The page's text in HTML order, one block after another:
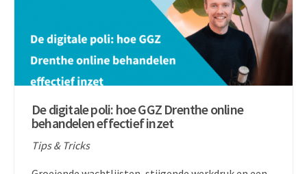
De digitale poli: hoe GGZ Drenthe online
behandelen effectief inzet
Tips & Tricks